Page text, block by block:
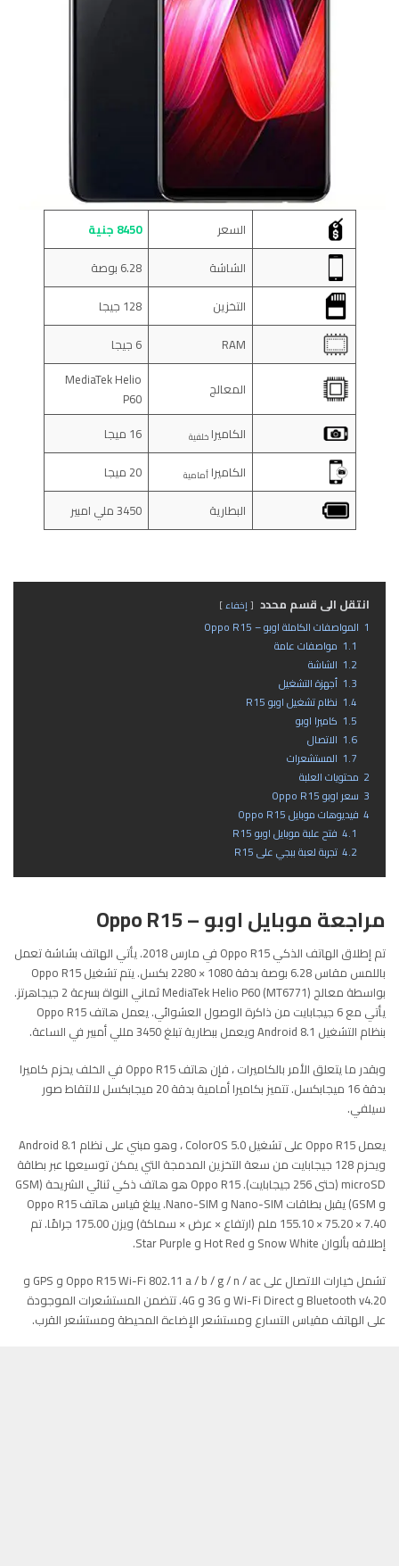
السعر
8450 جنية
الشاشة
6.28 بوصة
التخزين
128 جيجا
RAM
6 جيجا
المعالج
MediaTek Helio
P60
الكاميرا خلفية
16 ميجا
الكاميرا أمامية
20 ميجا
البطارية
3450 ملي امبير
انتقل الى قسم محدد إخفاء
1 المواصفات الكاملة اوبو – Oppo R15
1.1 مواصفات عامة
1.2 الشاشة
1.3 أجهزة التشغيل
1.4 نظام تشغيل اوبو R15
1.5 كاميرا اوبو
1.6 الاتصال
1.7 المستشعرات
2 محتويات العلبة
3 سعر اوبو Oppo R15
4 فيديوهات موبايل Oppo R15
4.1 فتح علبة موبايل اوبو R15
4.2 تجربة لعبة ببجي على R15
مراجعة موبايل اوبو – Oppo R15
تم إطلاق الهاتف الذكي Oppo R15 في مارس 2018. يأتي الهاتف بشاشة تعمل
باللمس مقاس 6.28 بوصة بدقة 1080 × 2280 بكسل. يتم تشغيل Oppo R15
بواسطة معالج MediaTek Helio P60 (MT6771) ثماني النواة بسرعة 2 جيجاهرتز.
يأتي مع 6 جيجابايت من ذاكرة الوصول العشوائي. يعمل هاتف Oppo R15
بنظام التشغيل Android 8.1 ويعمل ببطارية تبلغ 3450 مللي أمبير في الساعة.
وبقدر ما يتعلق الأمر بالكاميرات ، فإن هاتف Oppo R15 في الخلف يحزم كاميرا
بدقة 16 ميجابكسل. تتميز بكاميرا أمامية بدقة 20 ميجابكسل لالتقاط صور
سيلفي.
يعمل Oppo R15 على تشغيل ColorOS 5.0 ، وهو مبني على نظام Android 8.1
ويحزم 128 جيجابايت من سعة التخزين المدمجة التي يمكن توسيعها عبر بطاقة
microSD (حتى 256 جيجابايت). Oppo R15 هو هاتف ذكي ثنائي الشريحة (GSM
و GSM) يقبل بطاقات Nano-SIM و Nano-SIM. يبلغ قياس هاتف Oppo R15
155.10 × 75.20 × 7.40 ملم (ارتفاع × عرض × سماكة) ويزن 175.00 جرامًا. تم
إطلاقه بألوان Snow White و Hot Red و Star Purple.
تشمل خيارات الاتصال على Oppo R15 Wi-Fi 802.11 a / b / g / n / ac و GPS و
Bluetooth v4.20 و Wi-Fi Direct و 3G و 4G. تتضمن المستشعرات الموجودة
على الهاتف مقياس التسارع ومستشعر الإضاءة المحيطة ومستشعر القرب.